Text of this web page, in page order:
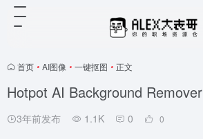
首页 • AI图像 • 一键抠图 • 正文
Hotpot AI Background Remover
3年前发布 1.1K 0 0